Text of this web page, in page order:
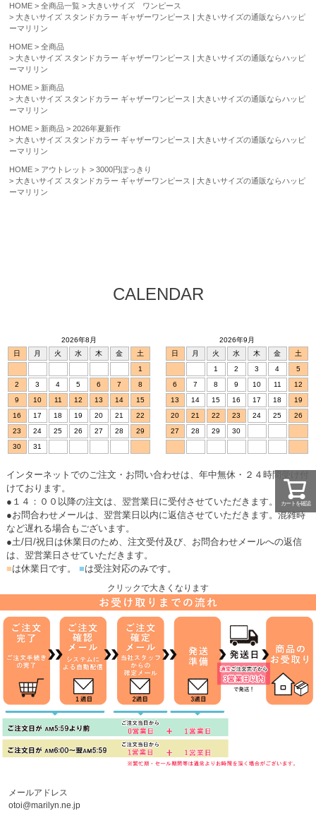
カートを確認
HOME 全商品一覧
大きいサイズ ワンピース
大きいサイズ スタンドカラー ギャザーワンピース | 大きいサイズの通販ならハッピ
ーマリリン
HOME
全商品
大きいサイズ スタンドカラー ギャザーワンピース | 大きいサイズの通販ならハッピ
ーマリリン
HOME
新商品
大きいサイズ スタンドカラー ギャザーワンピース | 大きいサイズの通販ならハッピ
ーマリリン
HOME 新商品
2026年夏新作
大きいサイズ スタンドカラー ギャザーワンピース | 大きいサイズの通販ならハッピ
ーマリリン
HOME アウトレット
3000円ぽっきり
大きいサイズ スタンドカラー ギャザーワンピース | 大きいサイズの通販ならハッピ
ーマリリン
CALENDAR
2026年8月
日
月 火 水 木 金
土
1
2
3 4 5 6 7
8
9
10 11 12 13 14
15
16
17 18 19 20 21
22
23
24 25 26 27 28
29
30
31
2026年9月
日
月 火 水 木 金
土
1
2 3 4
5
6
7 8 9 10 11
12
13
14 15 16 17 18
19
20
21 22 23 24 25
26
27
28 29 30
インターネットでのご注文・お問い合わせは、年中無休・２４時間受け付
けております。
●１４：００以降の注文は、翌営業日に受付させていただきます。
●お問合わせメールは、翌営業日以内に返信させていただきます。混雑時
など遅れる場合もございます。
●土/日/祝日は休業日のため、注文受付及び、お問合わせメールへの返信
は、翌営業日させていただきます。
■は休業日です。 ■は受注対応のみです。
クリックで大きくなります
メールアドレス
otoi@marilyn.ne.jp